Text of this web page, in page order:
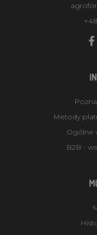
Metody
Ogólne
B2B -